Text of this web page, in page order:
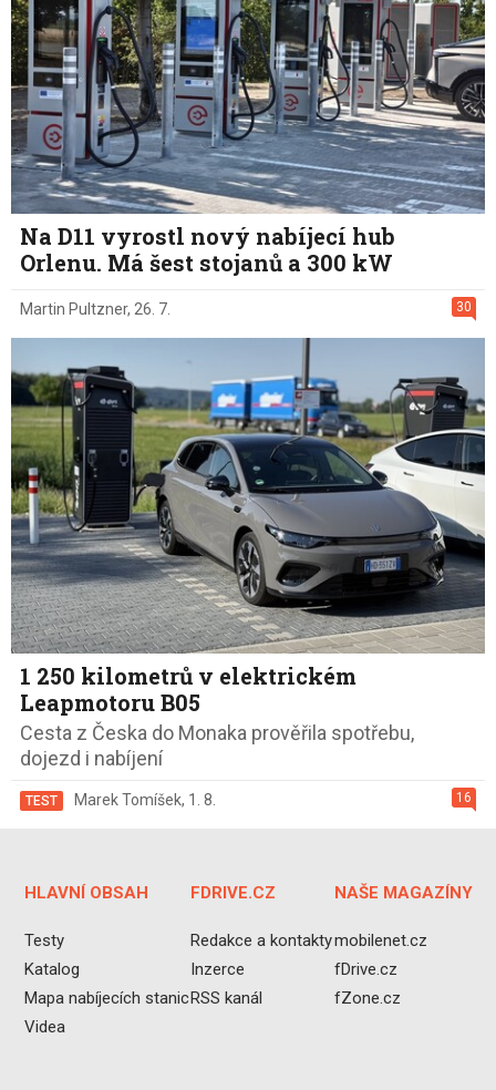
Na D11 vyrostl nový nabíjecí hub
Orlenu. Má šest stojanů a 300 kW
30
Martin Pultzner, 26. 7.
1 250 kilometrů v elektrickém
Leapmotoru B05
Cesta z Česka do Monaka prověřila spotřebu,
dojezd i nabíjení
16
TEST Marek Tomíšek, 1. 8.
HLAVNÍ OBSAH
Testy
Katalog
Mapa nabíjecích stanic
Videa
FDRIVE.CZ
Redakce a kontakty
Inzerce
RSS kanál
NAŠE MAGAZÍNY
mobilenet.cz
fDrive.cz
fZone.cz